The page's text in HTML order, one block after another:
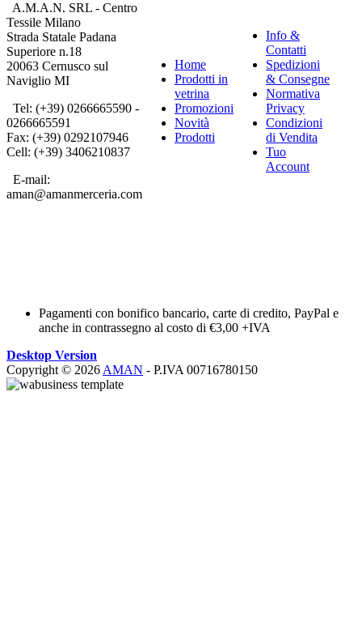
A.M.A.N. SRL - Centro
Tessile Milano
Strada Statale Padana
Superiore n.18
20063 Cernusco sul
Naviglio MI
Tel: (+39) 0266665590 -
0266665591
Fax: (+39) 0292107946
Cell: (+39) 3406210837
E-mail:
aman@amanmerceria.com
Home
Prodotti in
vetrina
Promozioni
Novità
Prodotti
Info &
Contatti
Spedizioni
& Consegne
Normativa
Privacy
Condizioni
di Vendita
Tuo
Account
Pagamenti con bonifico bancario, carte di credito, PayPal e
anche in contrassegno al costo di €3,00 +IVA
Desktop Version
Copyright © 2026AMAN - P.IVA 00716780150